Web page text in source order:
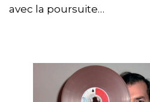
avec la poursuite…